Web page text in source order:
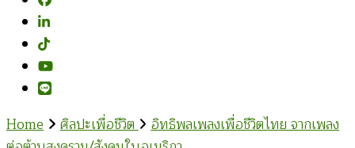
Home ศิลปะเพื่อชีวิต อิทธิพลเพลงเพื่อชีวิตไทย จากเพลง